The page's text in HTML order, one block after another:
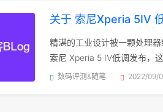
关于 索尼Xperia 5IV
精湛的工业设计被一颗处理
索尼 Xperia 5 IV低调发布，
数码评测&随笔 2022/09/